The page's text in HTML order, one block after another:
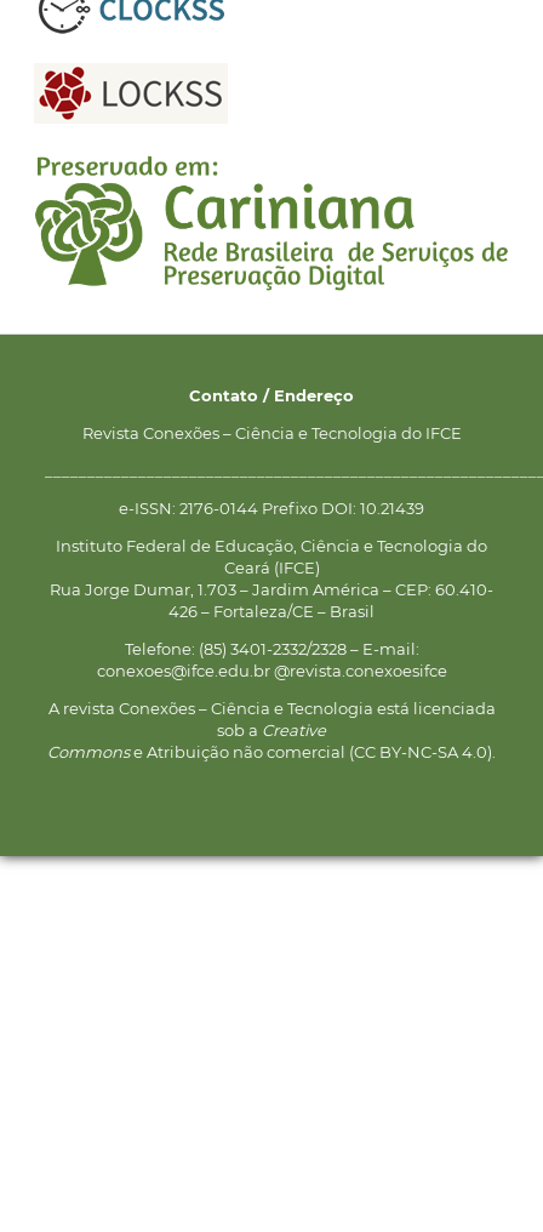
Contato / Endereço
Revista Conexões – Ciência e Tecnologia do IFCE
e-ISSN: 2176-0144 Prefixo DOI: 10.21439
Instituto Federal de Educação, Ciência e Tecnologia do
Ceará (IFCE)
Rua Jorge Dumar, 1.703 – Jardim América – CEP: 60.410-
426 – Fortaleza/CE – Brasil
Telefone: (85) 3401-2332/2328 – E-mail:
conexoes@ifce.edu.br @revista.conexoesifce
A revista Conexões – Ciência e Tecnologia está licenciada
sob a Creative
Commonse Atribuição não comercial (CC BY-NC-SA 4.0).